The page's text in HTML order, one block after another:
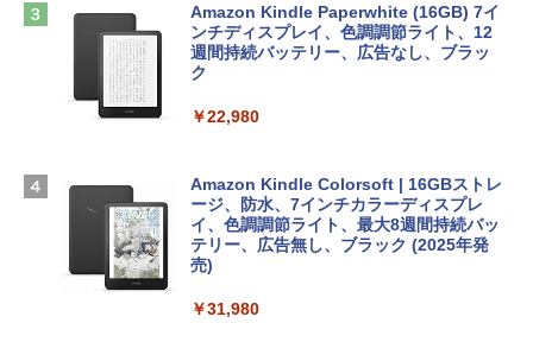
Apple 2026 MacBook Air M5チップ搭載
13インチノートブック：AIとApple Intell
igence、13.6インチLiquid Retinaディ
スプレイ、16GBユニファイドメモリ、51
レームカメラ、日本語キーボード、Touc
￥224,800
【Amazon.co.jp限定】 HP ノートパソコ
ン 15-fd 15.6インチ 16GBメモリ 512GB
ows11、10/mac対応|PC2台
￥39,582
Robloxギフトカード - 2,000 Robux 【限
ラインコード版
￥3,200
ト): Java & Bedrock Edition | オンライ
ClaudeCode いちばんやさしい 教科書:
方 マニュアル AI副業にもコンテンツ作成
￥99
FM TOWNS ハイパー・カタログ: 本体ハ
ェクトリストと最新エミュレータ紹介
Amazon Kindle Paperwhite (16GB) 7イ
ンチディスプレイ、色調調節ライト、12
週間持続バッテリー、広告なし、ブラッ
ク
￥22,980
Amazon Kindle Colorsoft | 16GBストレ
ージ、防水、7インチカラーディスプレ
イ、色調調節ライト、最大8週間持続バッ
テリー、広告無し、ブラック (2025年発
売)
￥31,980